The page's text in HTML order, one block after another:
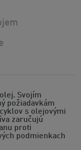
Svojím
požiadavkám
s olejovými
zaručujú
proti
podmienkach